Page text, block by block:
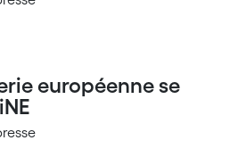
européenne se